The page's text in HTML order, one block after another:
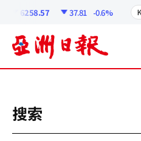
6258.57 37.81 -0.6%
搜索